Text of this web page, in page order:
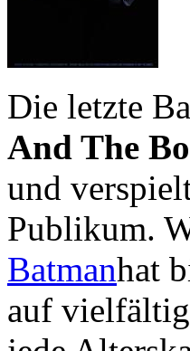
Die letzte
And The
und
Publikum.
Batmanhat
auf